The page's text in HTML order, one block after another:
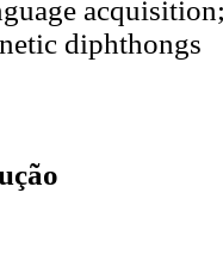
diphthongs